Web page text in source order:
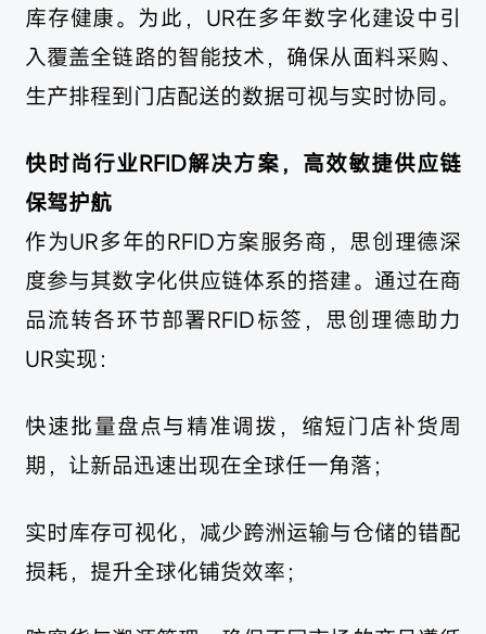
库存健康。为此，UR在多年数字化建设中引
入覆盖全链路的智能技术，确保从面料采购、
生产排程到门店配送的数据可视与实时协同。
快时尚行业RFID解决方案，高效敏捷供应链
保驾护航
作为UR多年的RFID方案服务商，思创理德深
度参与其数字化供应链体系的搭建。通过在商
品流转各环节部署RFID标签，思创理德助力
UR实现：
快速批量盘点与精准调拨，缩短门店补货周
期，让新品迅速出现在全球任一角落；
实时库存可视化，减少跨洲运输与仓储的错配
损耗，提升全球化铺货效率；